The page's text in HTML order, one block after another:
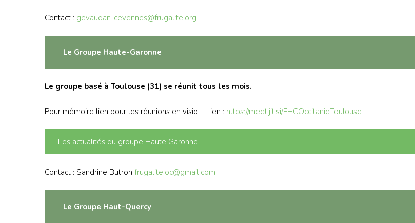
Contact : gevaudan-cevennes@frugalite.org
Le Groupe Haute-Garonne
Le groupe basé à Toulouse (31) se réunit tous les mois.
Pour mémoire lien pour les réunions en visio – Lien : https://meet.jit.si/FHCOccitanieToulouse
Les actualités du groupe Haute Garonne
Contact : Sandrine Butron frugalite.oc@gmail.com
Le Groupe Haut-Quercy